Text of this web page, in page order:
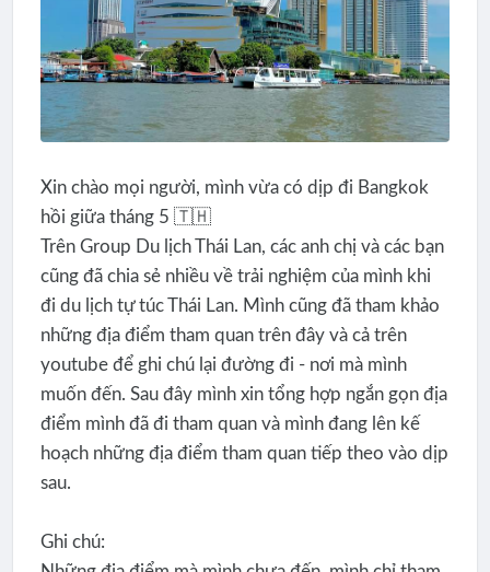
Xin chào mọi người, mình vừa có dịp đi Bangkok
hồi giữa tháng 5 🇹🇭
Trên Group Du lịch Thái Lan, các anh chị và các bạn
cũng đã chia sẻ nhiều về trải nghiệm của mình khi
đi du lịch tự túc Thái Lan. Mình cũng đã tham khảo
những địa điểm tham quan trên đây và cả trên
youtube để ghi chú lại đường đi - nơi mà mình
muốn đến. Sau đây mình xin tổng hợp ngắn gọn địa
điểm mình đã đi tham quan và mình đang lên kế
hoạch những địa điểm tham quan tiếp theo vào dịp
sau.
Ghi chú: